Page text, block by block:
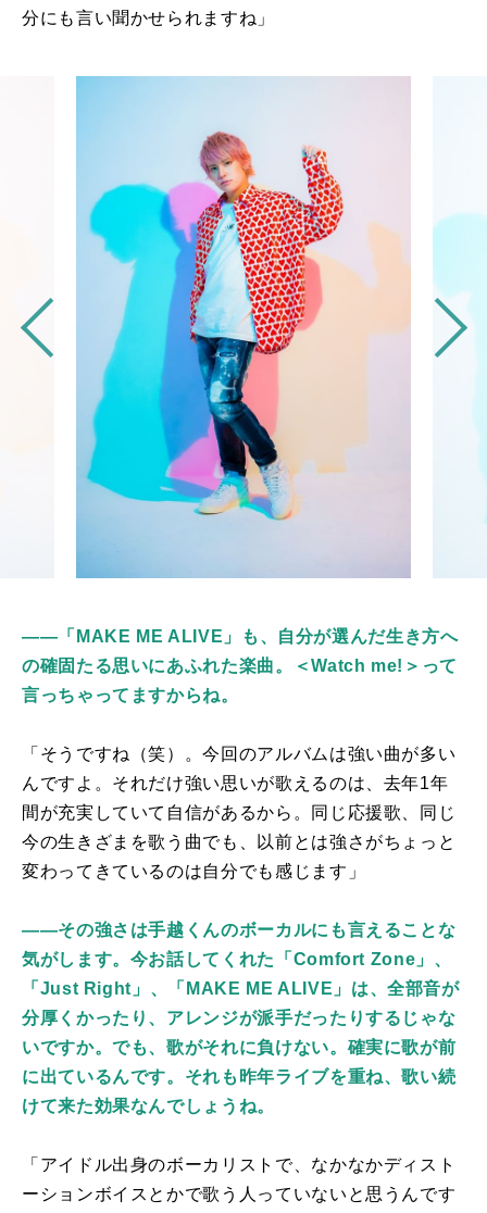
分にも言い聞かせられますね」
――「MAKE ME ALIVE」も、自分が選んだ生き方へ
の確固たる思いにあふれた楽曲。＜Watch me!＞って
言っちゃってますからね。
「そうですね（笑）。今回のアルバムは強い曲が多い
んですよ。それだけ強い思いが歌えるのは、去年1年
間が充実していて自信があるから。同じ応援歌、同じ
今の生きざまを歌う曲でも、以前とは強さがちょっと
変わってきているのは自分でも感じます」
――その強さは手越くんのボーカルにも言えることな
気がします。今お話してくれた「Comfort Zone」、
「Just Right」、「MAKE ME ALIVE」は、全部音が
分厚くかったり、アレンジが派手だったりするじゃな
いですか。でも、歌がそれに負けない。確実に歌が前
に出ているんです。それも昨年ライブを重ね、歌い続
けて来た効果なんでしょうね。
「アイドル出身のボーカリストで、なかなかディスト
ーションボイスとかで歌う人っていないと思うんです